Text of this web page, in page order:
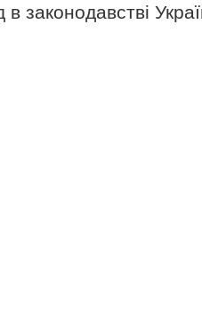
в законодавстві